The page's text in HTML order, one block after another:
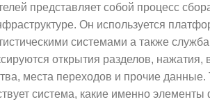
представляет собой процесс
Он используется
системами а также
открытия разделов,
места переходов и прочие
система, какие именно